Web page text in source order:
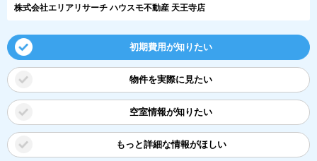
株式会社エリアリサーチ ハウスモ不動産 天王寺店
初期費用が知りたい
物件を実際に見たい
空室情報が知りたい
もっと詳細な情報がほしい